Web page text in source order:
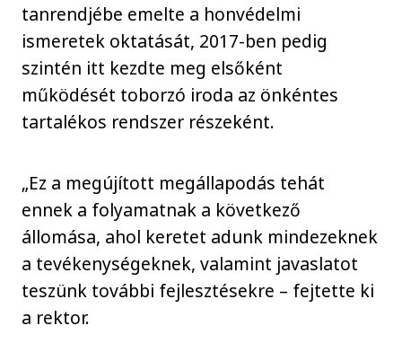
tanrendjébe emelte a honvédelmi
ismeretek oktatását, 2017-ben pedig
szintén itt kezdte meg elsőként
működését toborzó iroda az önkéntes
tartalékos rendszer részeként.
„Ez a megújított megállapodás tehát
ennek a folyamatnak a következő
állomása, ahol keretet adunk mindezeknek
a tevékenységeknek, valamint javaslatot
teszünk további fejlesztésekre – fejtette ki
a rektor.